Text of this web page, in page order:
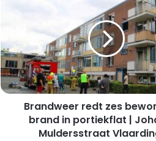
bij
brand
in
portiekflat
|
Johannes
Muldersstraat
Vlaardingen
Brandweer redt zes
brand in portiekflat |
Muldersstraat